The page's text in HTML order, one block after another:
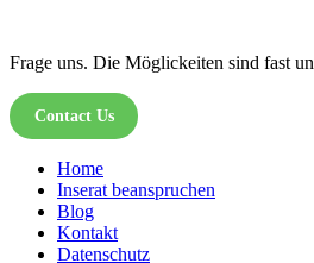
Frage uns. Die Möglickeiten sind fast
Contact Us
Home
Inserat beanspruchen
Blog
Kontakt
Datenschutz